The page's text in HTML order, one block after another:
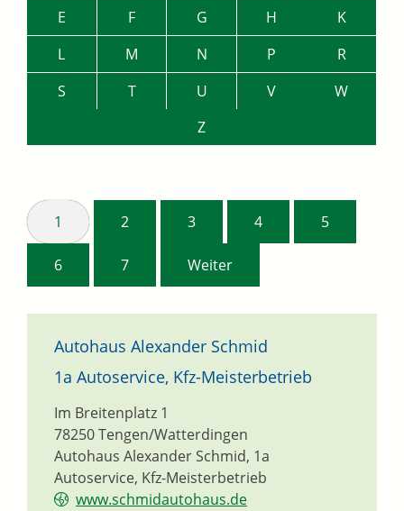
E
F G H
K
L
M N P
R
S
T U V
W
Z
1 2 3 4 5
6 7 Weiter
Autohaus Alexander Schmid
1a Autoservice, Kfz-Meisterbetrieb
Autohaus Alexander Schmid, 1a
Autoservice, Kfz-Meisterbetrieb
Im Breitenplatz 1
78250Tengen/Watterdingen
www.schmidautohaus.de